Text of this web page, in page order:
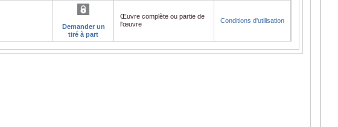
Demander un
tiré à part
Œuvre complète ou partie de
l'œuvre
Conditions d'utilisation